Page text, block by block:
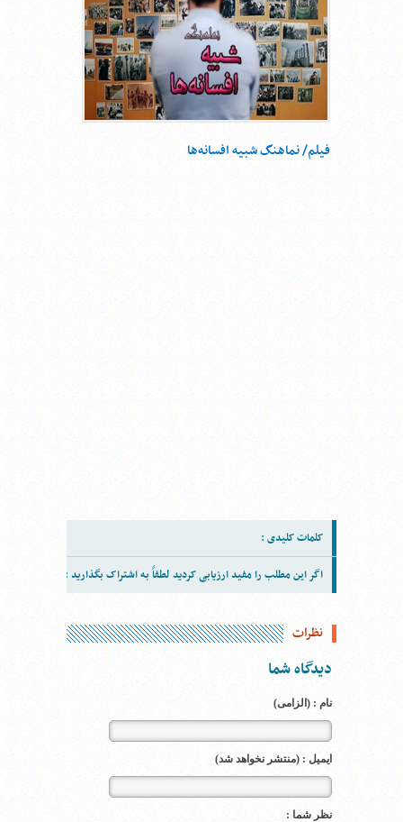
فیلم/ نماهنگ شبیه افسانه‌ها
کلمات کلیدی :
اگر این مطلب را مفید ارزیابی کردید لطفاً به اشتراک بگذارید :
نظرات
دیدگاه شما
نام : (الزامی)
ایمیل : (منتشر نخواهد شد)
نظر شما :